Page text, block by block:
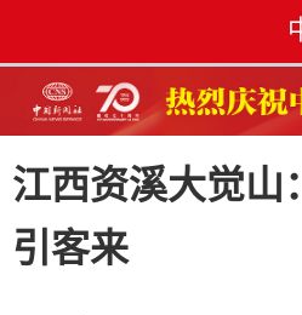
江西资溪大觉山
引客来